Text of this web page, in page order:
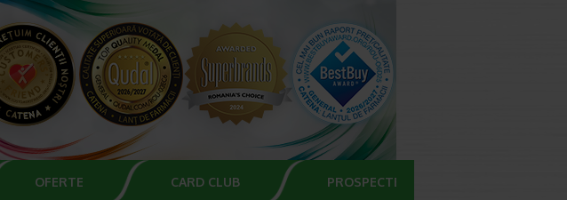
OFERTE CARD CLUB PROSPECTE